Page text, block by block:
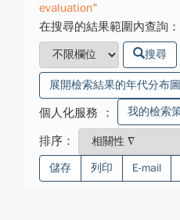
evaluation"
在搜尋的結果範圍內查詢：
搜尋
展開檢索結果的年代分布圖
個人化服務 ： 我的檢索
排序：
儲存 列印 E-mail